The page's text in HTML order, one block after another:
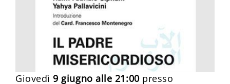
Giovedì 9 giugno alle 21:00 presso